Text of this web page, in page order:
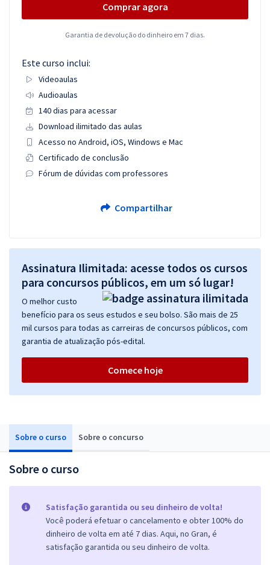
Sobre o curso Sobre o concurso
Sobre o curso
Satisfação garantida ou seu dinheiro de volta!
Você poderá efetuar o cancelamento e obter 100% do
dinheiro de volta em até 7 dias. Aqui, no Gran, é
satisfação garantida ou seu dinheiro de volta.
Comprar agora
Garantia de devolução do dinheiro em 7 dias.
Este curso inclui:
Videoaulas
Audioaulas
140 dias para acessar
Download ilimitado das aulas
Acesso no Android, iOS, Windows e Mac
Certificado de conclusão
Fórum de dúvidas com professores
Compartilhar
Assinatura Ilimitada: acesse todos os cursos
para concursos públicos, em um só lugar!
O melhor custo
benefício para os seus estudos e seu bolso. São mais de 25
mil cursos para todas as carreiras de concursos públicos, com
garantia de atualização pós-edital.
Comece hoje